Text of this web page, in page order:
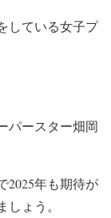
している女子プ
パースター畑岡
2025年も期待が
ょう。